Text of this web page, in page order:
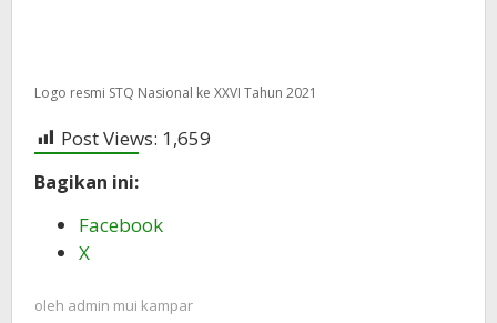
Logo resmi STQ Nasional ke XXVI Tahun 2021
Post Views: 1,659
Bagikan ini:
Facebook
X
oleh admin mui kampar